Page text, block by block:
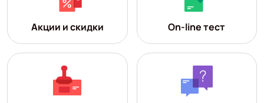
Акции и скидки On-line тест